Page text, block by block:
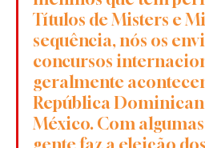
Títulos de Misters e
sequência, nós os
concursos
geralmente
República
México. Com